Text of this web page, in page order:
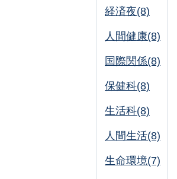
経済夜(8)
人間健康(8)
国際関係(8)
保健科(8)
生活科(8)
人間生活(8)
生命環境(7)